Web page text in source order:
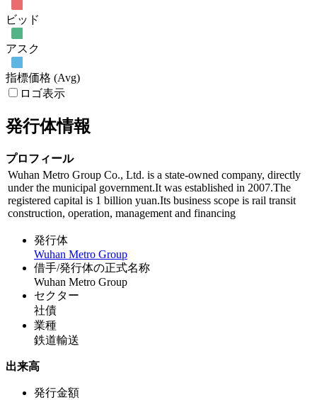
ビッド
アスク
指標価格 (Avg)
ロゴ表示
発行体情報
プロフィール
Wuhan Metro Group Co., Ltd. is a state-owned company, directly
under the municipal government.It was established in 2007.The
registered capital is 1 billion yuan.Its business scope is rail transit
construction, operation, management and financing
発行体
Wuhan Metro Group
借手/発行体の正式名称
Wuhan Metro Group
セクター
社債
業種
鉄道輸送
出来高
発行金額